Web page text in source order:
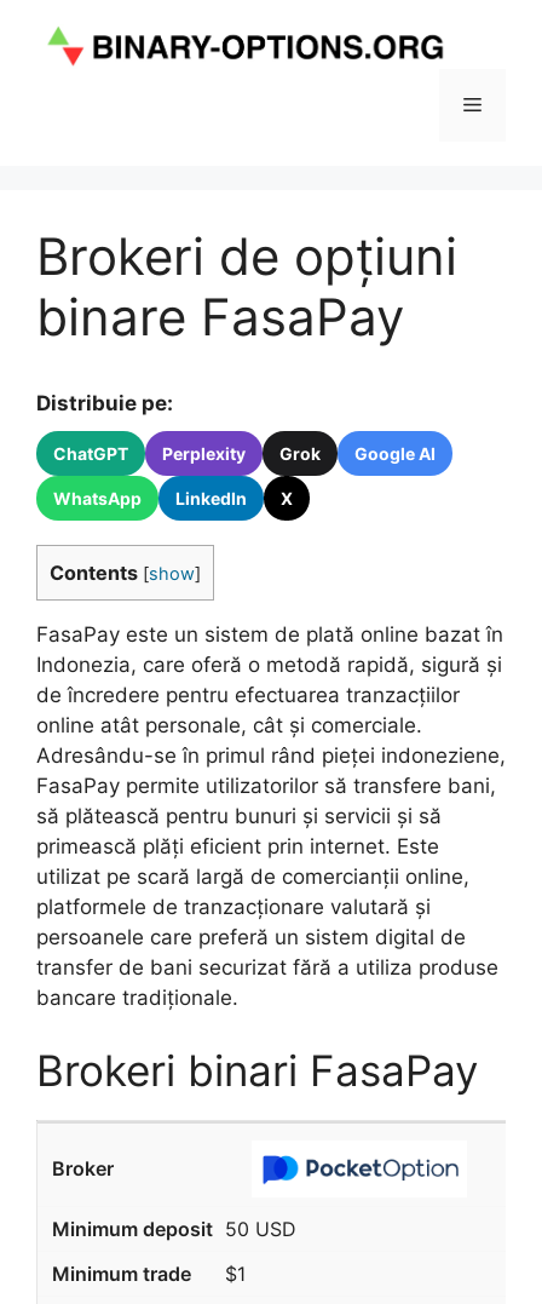
conținut
Meniu
Brokeri de opțiuni
binare FasaPay
Distribuie pe:
ChatGPT Perplexity Grok Google AI
WhatsApp LinkedIn X
Contents [show]
FasaPay este un sistem de plată online bazat în
Indonezia, care oferă o metodă rapidă, sigură și
de încredere pentru efectuarea tranzacțiilor
online atât personale, cât și comerciale.
Adresându-se în primul rând pieței indoneziene,
FasaPay permite utilizatorilor să transfere bani,
să plătească pentru bunuri și servicii și să
primească plăți eficient prin internet. Este
utilizat pe scară largă de comercianții online,
platformele de tranzacționare valutară și
persoanele care preferă un sistem digital de
transfer de bani securizat fără a utiliza produse
bancare tradiționale.
Brokeri binari FasaPay
50 USD
$1